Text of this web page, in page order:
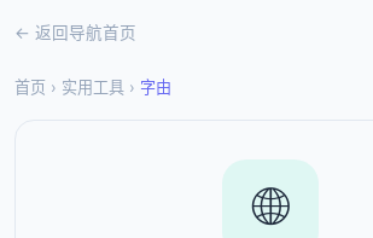
← 返回导航首页
首页 › 实用工具 › 字由
🌐